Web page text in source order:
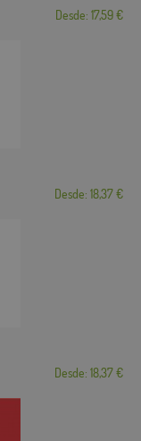
Desde: 17,59 €
Desde: 18,37 €
Desde: 18,37 €